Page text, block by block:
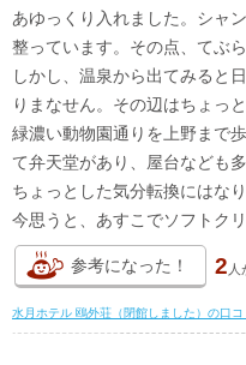
あゆっくり入れました。シャ
整っています。その点、てぶ
しかし、温泉から出てみると
りまなせん。その辺はちょっ
緑濃い動物園通りを上野まで
て弁天堂があり、屋台なども
ちょっとした気分転換にはなり
今思うと、あすこでソフトク
参考になった！ 2 人
水月ホテル 鴎外荘（閉館しました）の口コ